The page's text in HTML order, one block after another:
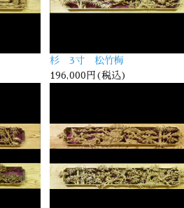
杉 3寸 松竹梅
196,000円(税込)